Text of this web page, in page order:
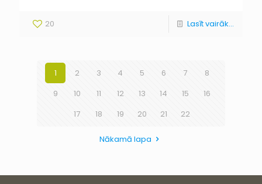
20 Lasīt vairāk...
1 2 3 4 5 6 7
8
9
10 11 12 13 14 15
16
17
18 19 20 21 22
Nākamā lapa